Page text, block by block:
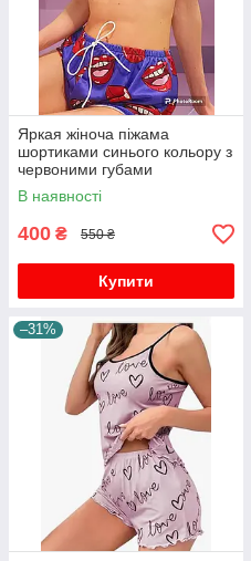
Яркая жіноча піжама
шортиками синього кольору з
червоними губами
В наявності
400 ₴ 550 ₴
Купити
–31%